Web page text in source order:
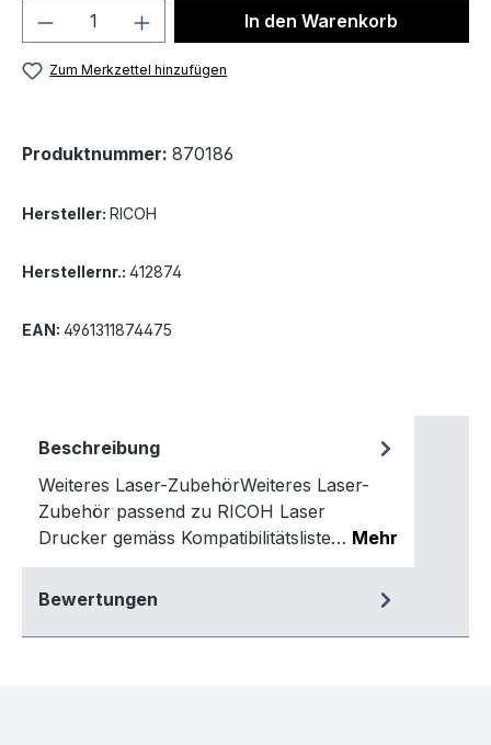
Produkt Anzahl: Gib denIn den Warenkorb
Zum Merkzettel hinzufügen
Produktnummer: 870186
Hersteller: RICOH
Herstellernr.: 412874
EAN: 4961311874475
Beschreibung
Weiteres Laser-ZubehörWeiteres Laser-
Zubehör passend zu RICOH Laser
Drucker gemäss Kompatibilitätsliste… Mehr
Bewertungen